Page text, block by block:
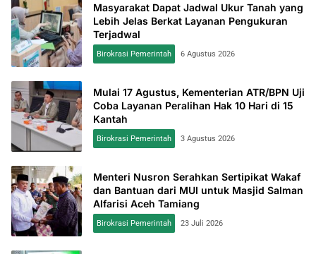
Masyarakat Dapat Jadwal Ukur Tanah yang
Lebih Jelas Berkat Layanan Pengukuran
Terjadwal
Birokrasi Pemerintah 6 Agustus 2026
Mulai 17 Agustus, Kementerian ATR/BPN Uji
Coba Layanan Peralihan Hak 10 Hari di 15
Kantah
Birokrasi Pemerintah 3 Agustus 2026
Menteri Nusron Serahkan Sertipikat Wakaf
dan Bantuan dari MUI untuk Masjid Salman
Alfarisi Aceh Tamiang
Birokrasi Pemerintah 23 Juli 2026